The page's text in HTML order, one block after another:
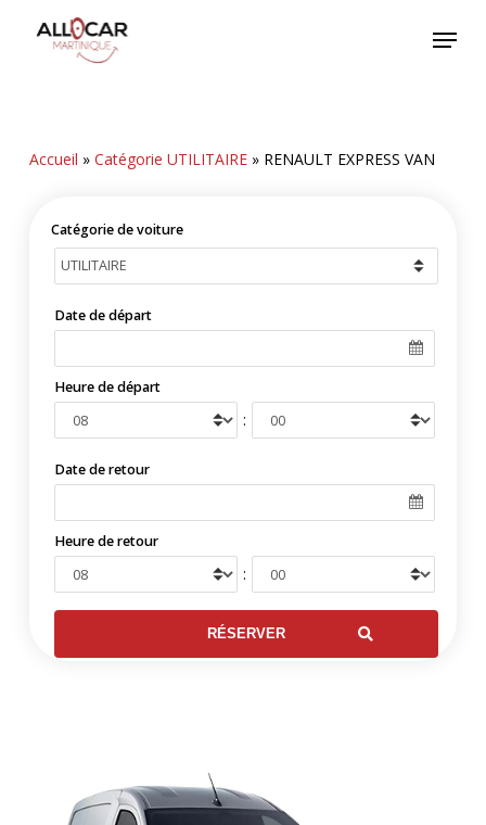
Menu
Accueil » Catégorie UTILITAIRE» RENAULT EXPRESS VAN
Catégorie de voiture
Date de départ
Heure de départ
:
Date de retour
Heure de retour
: